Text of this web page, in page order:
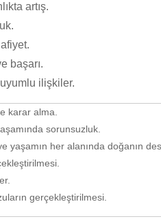
artış.
başarı.
ilişkiler.
karar alma.
sorunsuzluk.
yaşamın her alanında doğanın
gerçekleştirilmesi.